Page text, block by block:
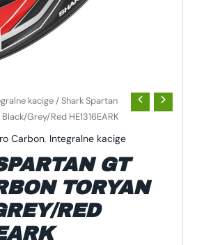
kacige / Shark Spartan
Grey/Red HE1316EARK
Carbon, Integralne kacige
GT
TORYAN
RED